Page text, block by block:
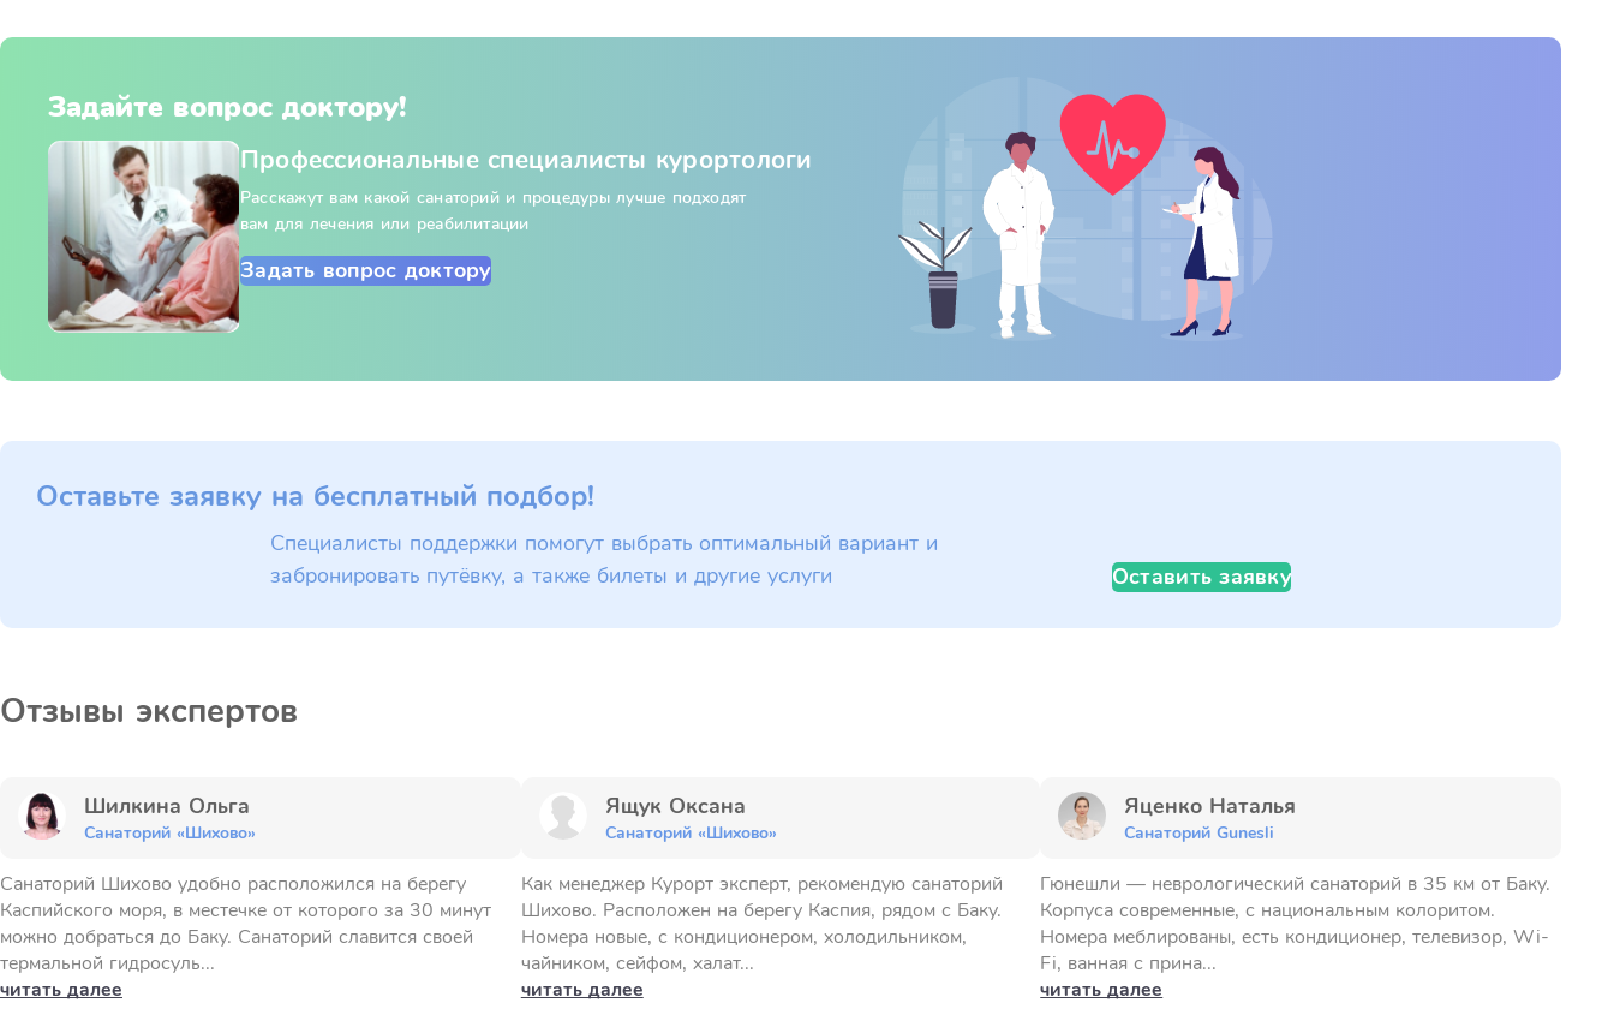
Задайте вопрос доктору!
Профессиональные специалисты курортологи
Расскажут вам какой санаторий и процедуры лучше подходят
вам для лечения или реабилитации
Задать вопрос доктору
Оставьте заявку на бесплатный подбор!
Специалисты поддержки помогут выбрать оптимальный вариант и
забронировать путёвку, а также билеты и другие услуги
Оставить заявку
Отзывы экспертов
Шилкина Ольга
Санаторий «Шихово»
Санаторий Шихово удобно расположился на берегу
Каспийского моря, в местечке от которого за 30 минут
можно добраться до Баку. Санаторий славится своей
термальной гидросуль...
читать далее
Ящук Оксана
Санаторий «Шихово»
Как менеджер Курорт эксперт, рекомендую санаторий
Шихово. Расположен на берегу Каспия, рядом с Баку.
Номера новые, с кондиционером, холодильником,
чайником, сейфом, халат...
читать далее
Яценко Наталья
Санаторий Gunesli
Гюнешли — неврологический санаторий в 35 км от Баку.
Корпуса современные, с национальным колоритом.
Номера меблированы, есть кондиционер, телевизор, Wi-
Fi, ванная с прина...
читать далее